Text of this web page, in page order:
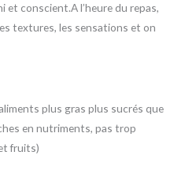
conscient.A l’heure du repas,
textures, les sensations et on
plus gras plus sucrés que
en nutriments, pas trop
fruits)